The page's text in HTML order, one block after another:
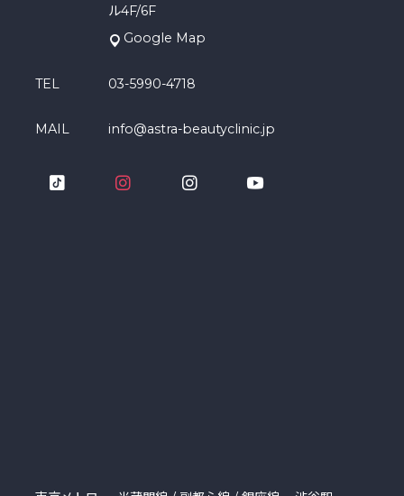
ル4F/6F
Google Map
TEL 03-5990-4718
MAIL info@astra-beautyclinic.jp